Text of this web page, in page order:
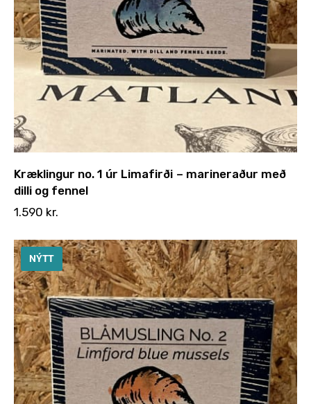
Kræklingur no. 1 úr Limafirði – marineraður með
dilli og fennel
1.590 kr.
NÝTT